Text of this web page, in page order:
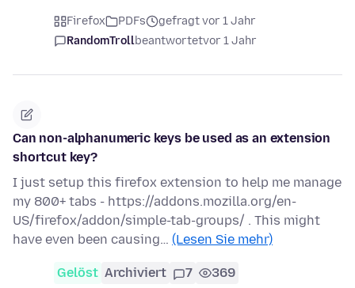
Firefox PDFs
gefragt vor 1 Jahr
RandomTrollbeantwortetvor 1 Jahr
Can non-alphanumeric keys be used as an extension
shortcut key?
I just setup this firefox extension to help me manage
my 800+ tabs - https://addons.mozilla.org/en-
US/firefox/addon/simple-tab-groups/ . This might
have even been causing… (Lesen Sie mehr)
Gelöst Archiviert 7 369